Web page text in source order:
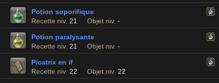
Potion soporifique
Recette niv. 21 Objet niv. -
Potion paralysante
Recette niv. 21 Objet niv. -
Picatrix en if
Recette niv. 22 Objet niv. 22